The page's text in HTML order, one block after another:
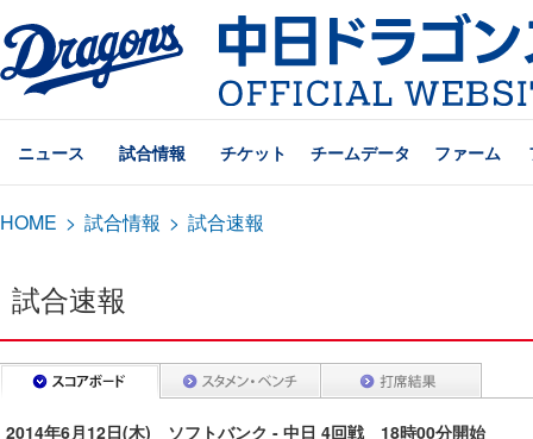
ニュース 試合情報 チケット チームデータ ファーム
HOME > 試合情報 > 試合速報
試合速報
2014年6月12日(木) ソフトバンク - 中日 4回戦 18時00分開始